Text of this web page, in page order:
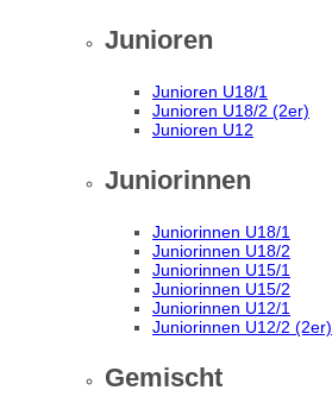
Junioren
Junioren U18/1
Junioren U18/2 (2er)
Junioren U12
Juniorinnen
Juniorinnen U18/1
Juniorinnen U18/2
Juniorinnen U15/1
Juniorinnen U15/2
Juniorinnen U12/1
Juniorinnen U12/2 (2er)
Gemischt